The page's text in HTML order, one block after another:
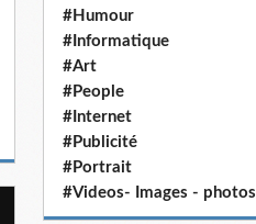
#Humour
#Informatique
#Art
#People
#Internet
#Publicité
#Portrait
#Videos- Images - photos